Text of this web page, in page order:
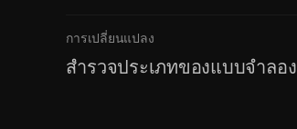
การเปลี่ยนแปลง
สำรวจประเภทของแบบจำลอง